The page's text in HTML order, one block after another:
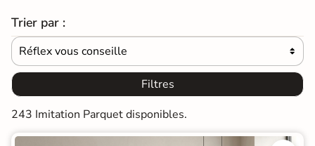
Trier par :
Réflex vous conseille 
Filtres
243 Imitation Parquet disponibles.